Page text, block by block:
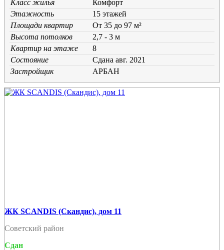
Класс жилья
Комфорт
Этажность
15 этажей
Площади квартир
От 35 до 97 м²
Высота потолков
2,7 - 3 м
Квартир на этаже
8
Состояние
Cдана авг. 2021
Застройщик
АРБАН
ЖК SCANDIS (Скандис), дом 11
Советский район
Сдан